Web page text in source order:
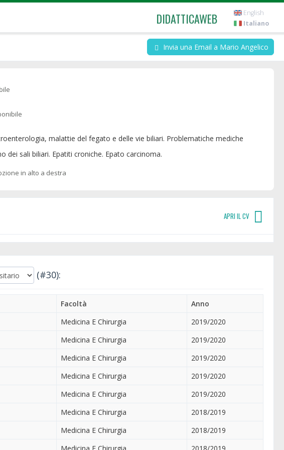
DIDATTICAWEB
English
Italiano
Invia una Email a Mario Angelico
dei sali biliari. Epatiti croniche. Epato carcinoma.
in alto a destra
APRI IL CV
(#30):
Facoltà
Anno
Medicina E Chirurgia
2019/2020
Medicina E Chirurgia
2019/2020
Medicina E Chirurgia
2019/2020
Medicina E Chirurgia
2019/2020
Medicina E Chirurgia
2019/2020
Medicina E Chirurgia
2018/2019
Medicina E Chirurgia
2018/2019